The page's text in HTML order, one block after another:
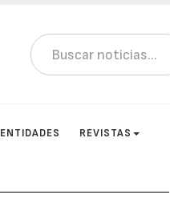
ENTIDADES REVISTAS